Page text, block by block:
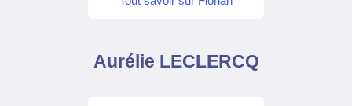
Aurélie LECLERCQ